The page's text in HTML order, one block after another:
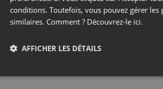
conditions. Toutefois, vous pouvez gérer
similaires. Comment ? Découvrez-le ici.
AFFICHER LES DÉTAILS